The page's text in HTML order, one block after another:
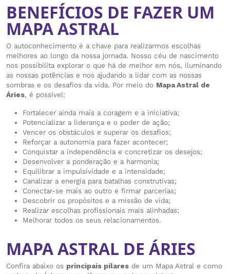
BENEFÍCIOS DE FAZER UM
MAPA ASTRAL
O autoconhecimento é a chave para realizarmos escolhas
melhores ao longo da nossa jornada. Nosso céu de nascimento
nos possibilita explorar o que há de melhor em nós, iluminando
as nossas potências e nos ajudando a lidar com as nossas
sombras e os desafios da vida. Por meio do Mapa Astral de
Áries, é possível:
Fortalecer ainda mais a coragem e a iniciativa;
Potencializar a liderança e o poder de ação;
Vencer os obstáculos e superar os desafios;
Reforçar a autonomia para fazer acontecer;
Conquistar a independência e concretizar os desejos;
Desenvolver a ponderação e a harmonia;
Equilibrar a impulsividade e a intensidade;
Canalizar a energia para batalhas construtivas;
Conectar-se mais ao outro e firmar parcerias;
Descobrir os propósitos e a missão de vida;
Realizar escolhas profissionais mais alinhadas;
Melhorar todos os seus relacionamentos.
MAPA ASTRAL DE ÁRIES
Confira abaixo os principais pilares de um Mapa Astral e como